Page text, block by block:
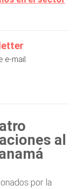
e-mail.
al
por la